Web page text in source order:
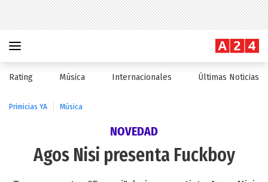
Rating Música Internacionales Últimas Noticias
Primicias YA Música
NOVEDAD
Agos Nisi presenta Fuckboy